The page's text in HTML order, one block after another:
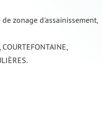
zonage d'assainissement,